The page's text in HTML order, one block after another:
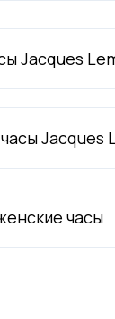
Jacques
часы Jacques
часы